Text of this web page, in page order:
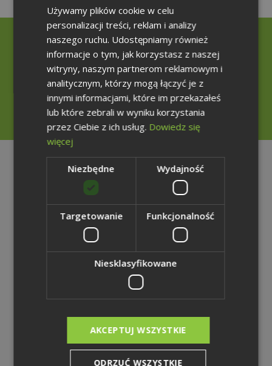
Rzecznik Prasowy
+48 32 207 20 70
+48 785 001 899
rzecznik@weglokoks.com.pl
Zdjęcia Grupy Kapitałowej Węglokoks S.A. - Górnictwo
Zdjęcia Grupy Kapitałowej Węglokoks S.A. - Energetyka
Pobierz plik
Zdjęcia Grupy Kapitałowej Węglokoks S.A. - Hutnictwo
Używamy plików cookie w celu
personalizacji treści, reklam i analizy
naszego ruchu. Udostępniamy również
informacje o tym, jak korzystasz z naszej
witryny, naszym partnerom reklamowym i
analitycznym, którzy mogą łączyć je z
innymi informacjami, które im przekazałeś
lub które zebrali w wyniku korzystania
przez Ciebie z ich usług. Dowiedz się
więcej
Niezbędne Wydajność
Targetowanie Funkcjonalność
Niesklasyfikowane
AKCEPTUJ WSZYSTKIE
ODRZUĆ WSZYSTKIE